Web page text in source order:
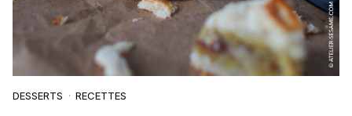
DESSERTS RECETTES